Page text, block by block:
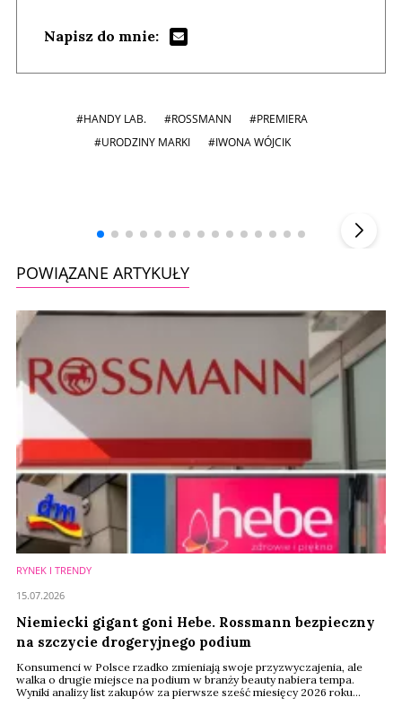
Napisz do mnie:
#HANDY LAB. #ROSSMANN
#PREMIERA
#URODZINY MARKI
#IWONA WÓJCIK
POWIĄZANE ARTYKUŁY
RYNEK I TRENDY
Niemiecki gigant goni Hebe. Rossmann bezpieczny
na szczycie drogeryjnego podium
Konsumenci w Polsce rzadko zmieniają swoje przyzwyczajenia, ale
walka o drugie miejsce na podium w branży beauty nabiera tempa.
Wyniki analizy list zakupów za pierwsze sześć miesięcy 2026 roku
15.07.2026